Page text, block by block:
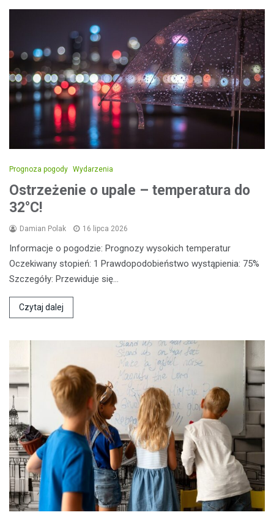
Prognoza pogody Wydarzenia
Ostrzeżenie o upale – temperatura do
32°C!
Damian Polak 16 lipca 2026
Informacje o pogodzie: Prognozy wysokich temperatur
Oczekiwany stopień: 1 Prawdopodobieństwo wystąpienia: 75%
Szczegóły: Przewiduje się…
Czytaj dalej